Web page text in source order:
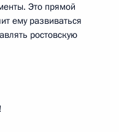
Это прямой
ему развиваться
ростовскую